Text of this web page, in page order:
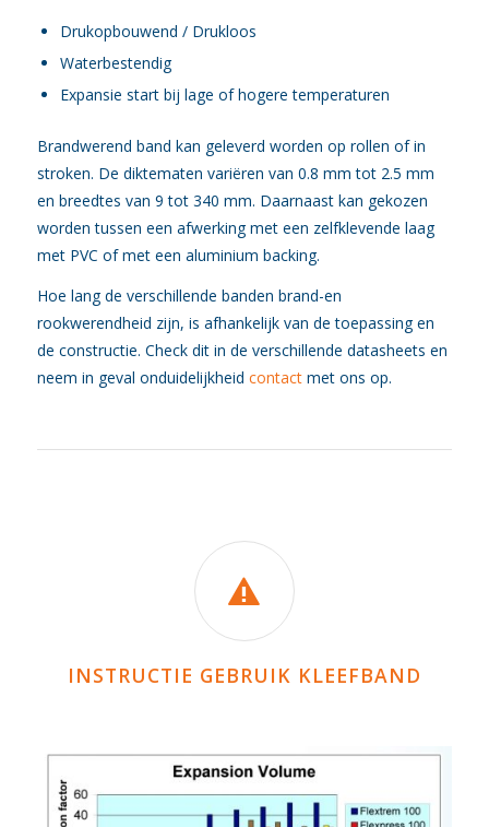
Drukopbouwend / Drukloos
Waterbestendig
Expansie start bij lage of hogere temperaturen
Brandwerend band kan geleverd worden op rollen of in
stroken. De diktematen variëren van 0.8 mm tot 2.5 mm
en breedtes van 9 tot 340 mm. Daarnaast kan gekozen
worden tussen een afwerking met een zelfklevende laag
met PVC of met een aluminium backing.
Hoe lang de verschillende banden brand-en
rookwerendheid zijn, is afhankelijk van de toepassing en
de constructie. Check dit in de verschillende datasheets en
neem in geval onduidelijkheid contact met ons op.
INSTRUCTIE GEBRUIK KLEEFBAND